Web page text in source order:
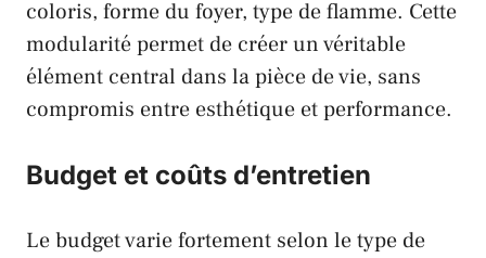
coloris, forme du foyer, type de flamme. Cette
modularité permet de créer un véritable
élément central dans la pièce de vie, sans
compromis entre esthétique et performance.
Budget et coûts d’entretien
Le budget varie fortement selon le type de